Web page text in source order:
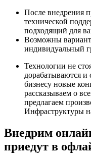
После внедрения
технической
подходящий для
Возможны
индивидуальный
Технологии не
дорабатываются и
бизнесу новые
рассказываем о
предлагаем
Инфраструктуры
Внедрим
приедут в